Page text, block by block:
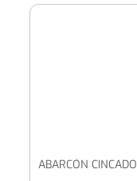
ABARCÓN CINCADO